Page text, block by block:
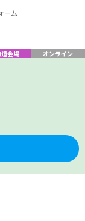
ーム
会場 オンライン